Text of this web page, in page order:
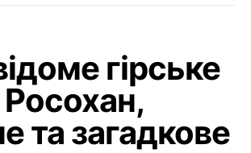
гірське
та загадкове